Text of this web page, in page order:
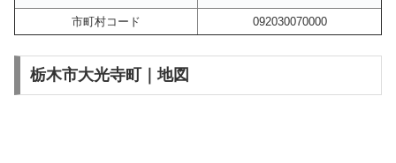
市町村コード
092030070000
栃木市大光寺町｜地図